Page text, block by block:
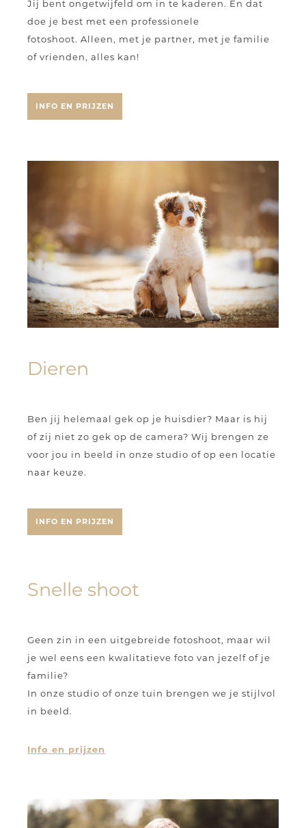
Jij bent ongetwijfeld om in te kaderen. En dat
doe je best met een professionele
fotoshoot. Alleen, met je partner, met je familie
of vrienden, alles kan!
INFO EN PRIJZEN
Dieren
Ben jij helemaal gek op je huisdier? Maar is hij
of zij niet zo gek op de camera? Wij brengen ze
voor jou in beeld in onze studio of op een locatie
naar keuze.
INFO EN PRIJZEN
Snelle shoot
Geen zin in een uitgebreide fotoshoot, maar wil
je wel eens een kwalitatieve foto van jezelf of je
familie?
In onze studio of onze tuin brengen we je stijlvol
in beeld.
Info en prijzen